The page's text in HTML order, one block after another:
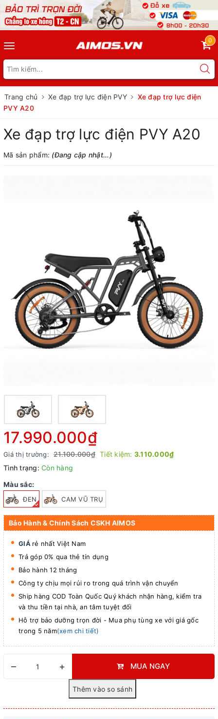
Toggle
navigation
0
Trang chủ Xe đạp trợ lực điện PVY
Xe đạp trợ lực điện
PVY A20
Xe đạp trợ lực điện PVY A20
Mã sản phẩm: (Đang cập nhật...)
17.990.000₫
Giá thị trường: 21.100.000₫ Tiết kiệm: 3.110.000₫
Tình trạng: Còn hàng
Màu sắc:
ĐEN CAM VŨ TRỤ
Bảo Hành & Chính Sách CSKH AIMOS
GIÁ rẻ nhất Việt Nam
Trả góp 0% qua thẻ tín dụng
Bảo hành 12 tháng
Công ty chịu mọi rủi ro trong quá trình vận chuyển
Ship hàng COD Toàn Quốc Quý khách nhận hàng, kiểm tra
và thu tiền tại nhà, an tâm tuyệt đối
Hỗ trợ bảo dưỡng trọn đời - Mua phụ tùng xe với giá gốc
trong 5 năm(xem chi tiết)
– + MUA NGAY